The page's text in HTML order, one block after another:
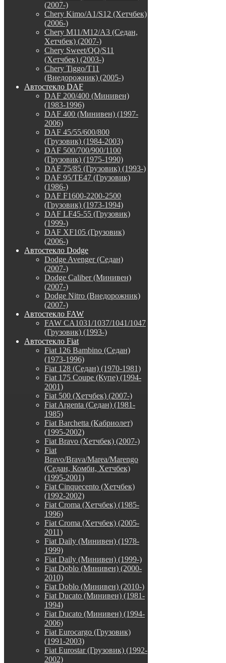
(2007-)
Chery Kimo/A1/S12 (Хетчбек)
(2006-)
Chery M11/M12/A3 (Седан,
Хетчбек) (2007-)
Chery Sweet/QQ/S11
(Хетчбек) (2003-)
Chery Tiggo/T11
(Внедорожник) (2005-)
Автостекло DAF
DAF 200/400 (Минивен)
(1983-1996)
DAF 400 (Минивен) (1997-
2006)
DAF 45/55/600/800
(Грузовик) (1984-2003)
DAF 500/700/900/1100
(Грузовик) (1975-1990)
DAF 75/85 (Грузовик) (1993-)
DAF 95/TE47 (Грузовик)
(1986-)
DAF F1600-2200-2500
(Грузовик) (1973-1994)
DAF LF45-55 (Грузовик)
(1999-)
DAF XF105 (Грузовик)
(2006-)
Автостекло Dodge
Dodge Avenger (Седан)
(2007-)
Dodge Caliber (Минивен)
(2007-)
Dodge Nitro (Внедорожник)
(2007-)
Автостекло FAW
FAW CA1031/1037/1041/1047
(Грузовик) (1993-)
Автостекло Fiat
Fiat 126 Bambino (Седан)
(1973-1996)
Fiat 128 (Седан) (1970-1981)
Fiat 175 Coupe (Купе) (1994-
2001)
Fiat 500 (Хетчбек) (2007-)
Fiat Argenta (Седан) (1981-
1985)
Fiat Barchetta (Кабриолет)
(1995-2002)
Fiat Bravo (Хетчбек) (2007-)
Fiat
Bravo/Brava/Marea/Marengo
(Седан, Комби, Хетчбек)
(1995-2001)
Fiat Cinquecento (Хетчбек)
(1992-2002)
Fiat Croma (Хетчбек) (1985-
1996)
Fiat Croma (Хетчбек) (2005-
2011)
Fiat Daily (Минивен) (1978-
1999)
Fiat Daily (Минивен) (1999-)
Fiat Doblo (Минивен) (2000-
2010)
Fiat Doblo (Минивен) (2010-)
Fiat Ducato (Минивен) (1981-
1994)
Fiat Ducato (Минивен) (1994-
2006)
Fiat Eurocargo (Грузовик)
(1991-2003)
Fiat Eurostar (Грузовик) (1992-
2002)